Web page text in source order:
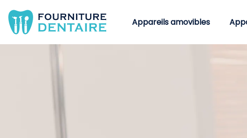
Appareils amovibles